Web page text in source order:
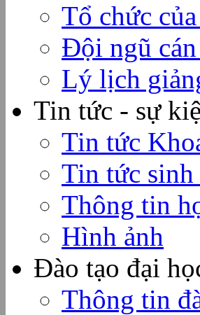
Tổ chức
Đội ngũ
Lý lịch
Tin tức - sự
Tin tức
Tin tức sinh
Thông tin
Hình ảnh
Đào tạo đại
Thông tin